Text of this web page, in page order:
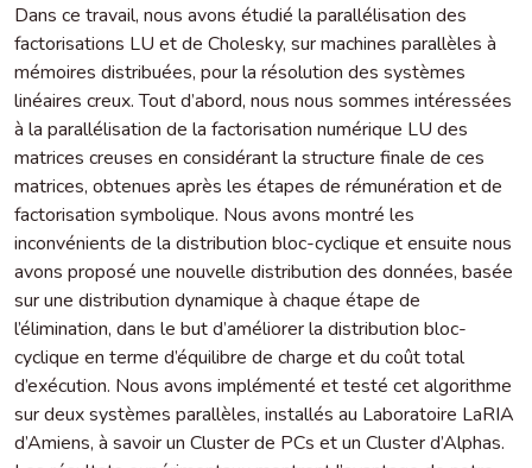
Dans ce travail, nous avons étudié la parallélisation des
factorisations LU et de Cholesky, sur machines parallèles à
mémoires distribuées, pour la résolution des systèmes
linéaires creux. Tout d’abord, nous nous sommes intéressées
à la parallélisation de la factorisation numérique LU des
matrices creuses en considérant la structure finale de ces
matrices, obtenues après les étapes de rémunération et de
factorisation symbolique. Nous avons montré les
inconvénients de la distribution bloc-cyclique et ensuite nous
avons proposé une nouvelle distribution des données, basée
sur une distribution dynamique à chaque étape de
l’élimination, dans le but d’améliorer la distribution bloc-
cyclique en terme d’équilibre de charge et du coût total
d’exécution. Nous avons implémenté et testé cet algorithme
sur deux systèmes parallèles, installés au Laboratoire LaRIA
d’Amiens, à savoir un Cluster de PCs et un Cluster d’Alphas.